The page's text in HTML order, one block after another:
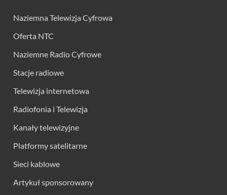
Naziemna Telewizja Cyfrowa
Oferta NTC
Naziemne Radio Cyfrowe
Stacje radiowe
Telewizja internetowa
Radiofonia i Telewizja
Kanały telewizyjne
Platformy satelitarne
Sieci kablowe
Artykuł sponsorowany